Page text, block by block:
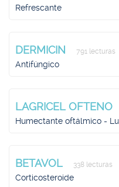
Refrescante
DERMICIN 791 lecturas
Antifúngico
LAGRICEL OFTENO
Humectante oftálmico -
BETAVOL 338 lecturas
Corticosteroide